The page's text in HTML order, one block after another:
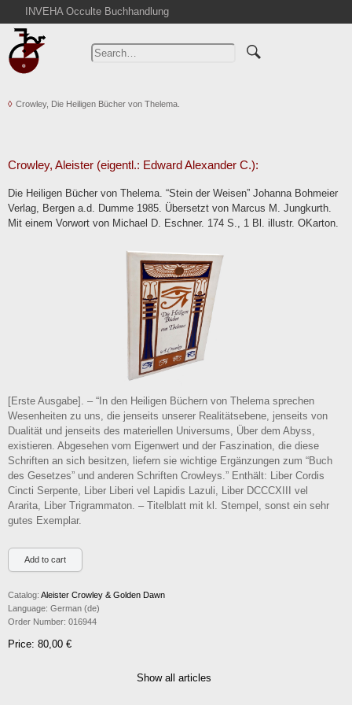
INVEHA Occulte Buchhandlung
Home
Advanced Search
Cart
Contact
Terms
Crowley, Die Heiligen Bücher von Thelema.
Crowley, Aleister (eigentl.: Edward Alexander C.):
Die Heiligen Bücher von Thelema. “Stein der Weisen” Johanna Bohmeier
Verlag, Bergen a.d. Dumme 1985. Übersetzt von Marcus M. Jungkurth.
Mit einem Vorwort von Michael D. Eschner. 174 S., 1 Bl. illustr. OKarton.
[Erste Ausgabe]. – “In den Heiligen Büchern von Thelema sprechen
Wesenheiten zu uns, die jenseits unserer Realitätsebene, jenseits von
Dualität und jenseits des materiellen Universums, Über dem Abyss,
existieren. Abgesehen vom Eigenwert und der Faszination, die diese
Schriften an sich besitzen, liefern sie wichtige Ergänzungen zum “Buch
des Gesetzes” und anderen Schriften Crowleys.” Enthält: Liber Cordis
Cincti Serpente, Liber Liberi vel Lapidis Lazuli, Liber DCCCXIII vel
Ararita, Liber Trigrammaton. – Titelblatt mit kl. Stempel, sonst ein sehr
gutes Exemplar.
Catalog: Aleister Crowley & Golden Dawn
Language: German (de)
Order Number: 016944
Price: 80,00 €
Show all articles